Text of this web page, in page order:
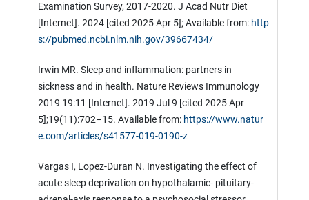
Examination Survey, 2017-2020. J Acad Nutr Diet
[Internet]. 2024 [cited 2025 Apr 5]; Available from: http
s://pubmed.ncbi.nlm.nih.gov/39667434/
Irwin MR. Sleep and inflammation: partners in
sickness and in health. Nature Reviews Immunology
2019 19:11 [Internet]. 2019 Jul 9 [cited 2025 Apr
5];19(11):702–15. Available from: https://www.natur
e.com/articles/s41577-019-0190-z
Vargas I, Lopez-Duran N. Investigating the effect of
acute sleep deprivation on hypothalamic- pituitary-